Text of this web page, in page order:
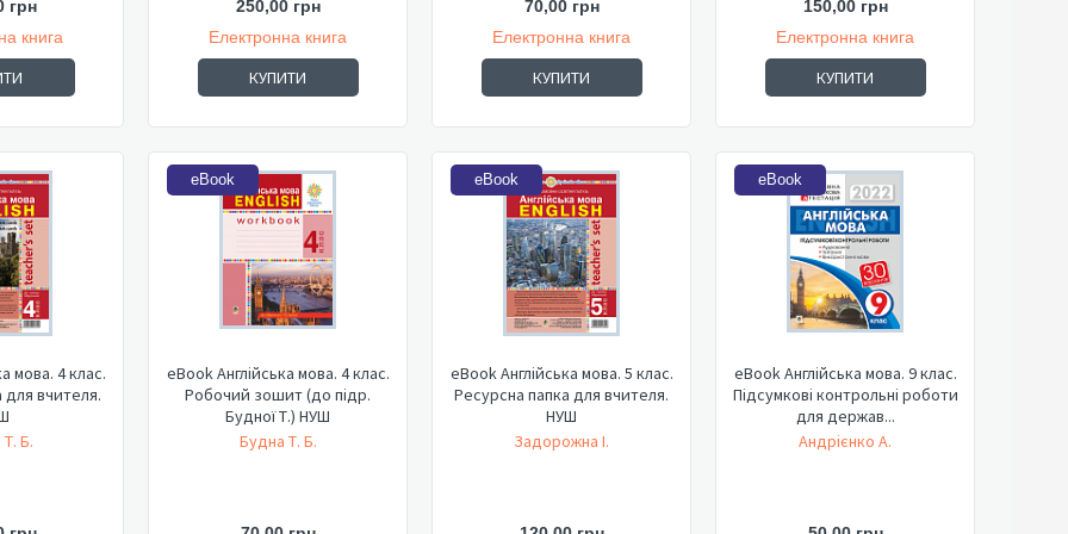
грн
книга
250,00 грн
Електронна книга
КУПИТИ
70,00 грн
Електронна книга
КУПИТИ
150,00 грн
Електронна книга
КУПИТИ
мова. 4 клас.
для вчителя.
Б.
eBook
eBook Англійська мова. 4 клас.
Робочий зошит (до підр.
Будної Т.) НУШ
Будна Т. Б.
eBook
eBook Англійська мова. 5 клас.
Ресурсна папка для вчителя.
НУШ
Задорожна І.
eBook
eBook Англійська мова. 9 клас.
Підсумкові контрольні роботи
для держав...
Андрієнко А.